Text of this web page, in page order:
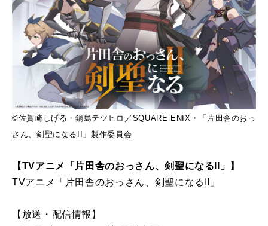
©佐賀崎しげる・鍋島テツヒロ／SQUARE ENIX・「片田舎のおっ
さん、剣聖になるII」製作委員会
【TVアニメ「片田舎のおっさん、剣聖になるII」】
TVアニメ「片田舎のおっさん、剣聖になるII」
【放送・配信情報】